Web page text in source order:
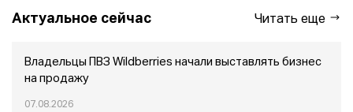
Актуальное сейчас Читать еще
Владельцы ПВЗ Wildberries начали выставлять бизнес
на продажу
07.08.2026